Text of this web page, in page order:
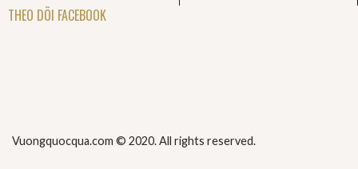
THEO DÕI FACEBOOK
Vuongquocqua.com © 2020. All rights reserved.